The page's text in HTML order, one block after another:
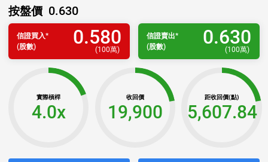
按盤價 0.630
信證買入*
(股數)
0.580
(100萬)
信證賣出*
(股數)
0.630
(100萬)
實際槓桿
4.0x
收回價
19,900
距收回價(點)
5,607.84